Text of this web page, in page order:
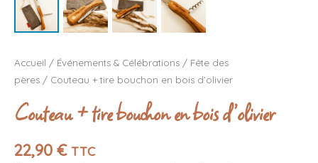
Accueil / Événements & Célébrations / Fête des
pères / Couteau + tire bouchon en bois d’olivier
Couteau + tire bouchon en bois d’olivier
22,90 € TTC